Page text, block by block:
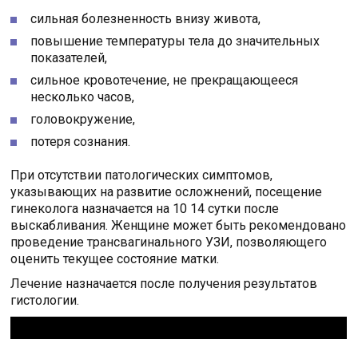
сильная болезненность внизу живота,
повышение температуры тела до значительных
показателей,
сильное кровотечение, не прекращающееся
несколько часов,
головокружение,
потеря сознания.
При отсутствии патологических симптомов,
указывающих на развитие осложнений, посещение
гинеколога назначается на 10 14 сутки после
выскабливания. Женщине может быть рекомендовано
проведение трансвагинального УЗИ, позволяющего
оценить текущее состояние матки.
Лечение назначается после получения результатов
гистологии.